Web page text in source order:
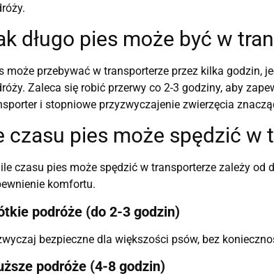
długo pies może być w
może przebywać w transporterze przez kilka godzin,
Zaleca się robić przerwy co 2-3 godziny, aby
i stopniowe przyzwyczajenie zwierzęcia
czasu pies może spędzić w
czasu pies może spędzić w transporterze zależy od
komfortu.
podróże (do 2-3 godzin)
bezpieczne dla większości psów, bez
podróże (4-8 godzin)